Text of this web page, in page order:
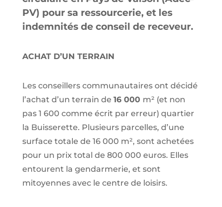
PV) pour sa ressourcerie, et les
indemnités de conseil de receveur.
ACHAT D’UN TERRAIN
Les conseillers communautaires ont décidé
l’achat d’un terrain de 16 000 m² (et non
pas 1 600 comme écrit par erreur) quartier
la Buisserette. Plusieurs parcelles, d’une
surface totale de 16 000 m², sont achetées
pour un prix total de 800 000 euros. Elles
entourent la gendarmerie, et sont
mitoyennes avec le centre de loisirs.